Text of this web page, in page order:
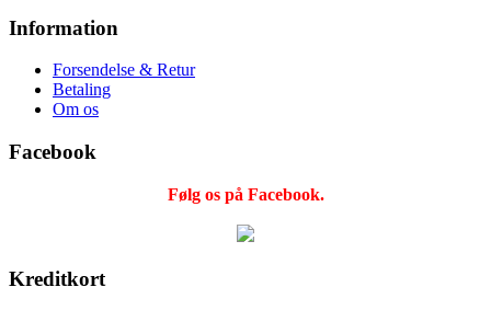
Information
Forsendelse & Retur
Betaling
Om os
Facebook
Følg os på Facebook.
Kreditkort